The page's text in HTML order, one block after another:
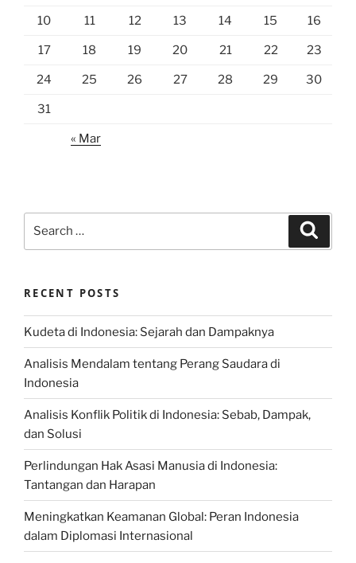
10 11 12 13 14 15 16
17 18 19 20 21 22 23
24 25 26 27 28 29 30
31
« Mar
RECENT POSTS
Kudeta di Indonesia: Sejarah dan Dampaknya
Analisis Mendalam tentang Perang Saudara di
Indonesia
Analisis Konflik Politik di Indonesia: Sebab, Dampak,
dan Solusi
Perlindungan Hak Asasi Manusia di Indonesia:
Tantangan dan Harapan
Meningkatkan Keamanan Global: Peran Indonesia
dalam Diplomasi Internasional